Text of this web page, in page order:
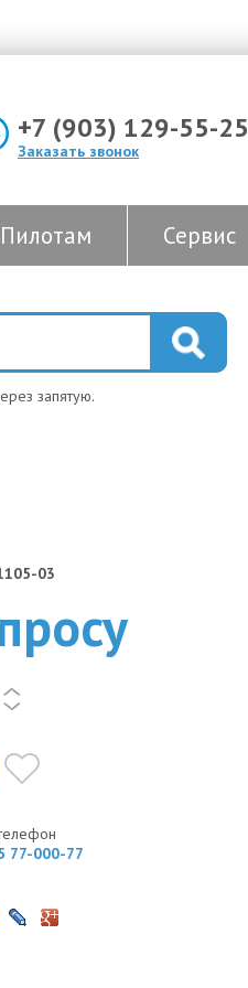
+7 (903) 129-55-25
Заказать звонок
Пилотам Сервис
запятую.
03
77-000-77